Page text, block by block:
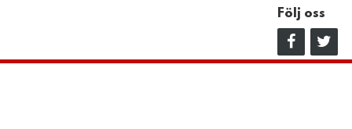
Följ oss